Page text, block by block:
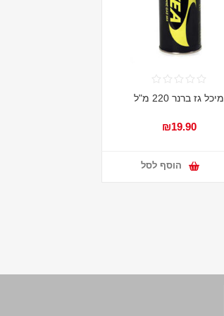
מיכל גז ברנר 220 מ"ל
₪19.90
הוסף לסל